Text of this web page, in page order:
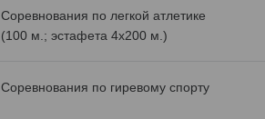
Соревнования по легкой атлетике
(100 м.; эстафета 4х200 м.)
Соревнования по гиревому спорту